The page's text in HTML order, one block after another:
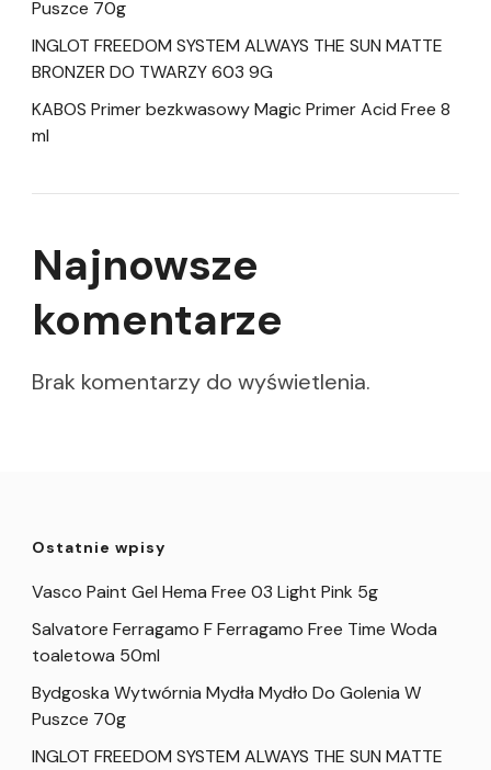
Puszce 70g
INGLOT FREEDOM SYSTEM ALWAYS THE SUN MATTE
BRONZER DO TWARZY 603 9G
KABOS Primer bezkwasowy Magic Primer Acid Free 8
ml
Najnowsze
komentarze
Brak komentarzy do wyświetlenia.
Ostatnie wpisy
Vasco Paint Gel Hema Free 03 Light Pink 5g
Salvatore Ferragamo F Ferragamo Free Time Woda
toaletowa 50ml
Bydgoska Wytwórnia Mydła Mydło Do Golenia W
Puszce 70g
INGLOT FREEDOM SYSTEM ALWAYS THE SUN MATTE